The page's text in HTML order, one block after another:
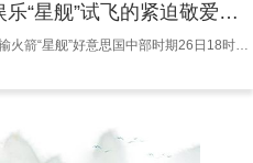
万博manbext体育官网app娱乐“星舰”试飞的紧迫敬爱在于-万博manbext体育官网(中国)官方网站登录入口
好意思国天外探索工夫公司新一代重型运输火箭“星舰”好意思国中部时期26日18时30分（北京时期27日7时30分）从得克萨斯州辐射起飞，现实第十次试飞。 这次任务重心主义包括让飞船部署模拟卫星、在天外中进行发动机再行点火测试等。 按策画，火箭助推器将落入墨西哥湾区域，不复返辐射场。 据直播画面解析，本次试飞，“星舰”1个小时飞越半个地球，终末奏效溅落到印度洋。辐射现场欣忭声、饱读掌声响成一派。 据此前报说念，“星舰”原策画于北京时期8月25日7:30掌握进行第十次试飞，测试任务包括：第一级助推器